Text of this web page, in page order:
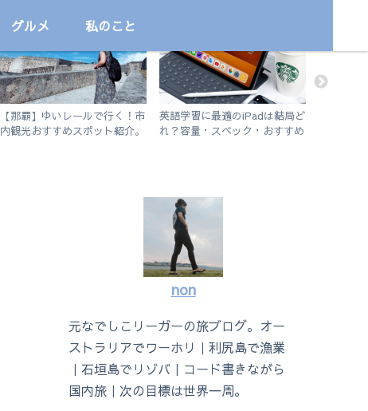
グルメ 私のこと
国内
【那覇】ゆいレールで行く！市
内観光おすすめスポット紹介。
英語学習に最適のiPadは結局ど
れ？容量・スペック・おすすめ
non
元なでしこリーガーの旅ブログ。オー
ストラリアでワーホリ｜利尻島で漁業
｜石垣島でリゾバ｜コード書きながら
国内旅｜次の目標は世界一周。